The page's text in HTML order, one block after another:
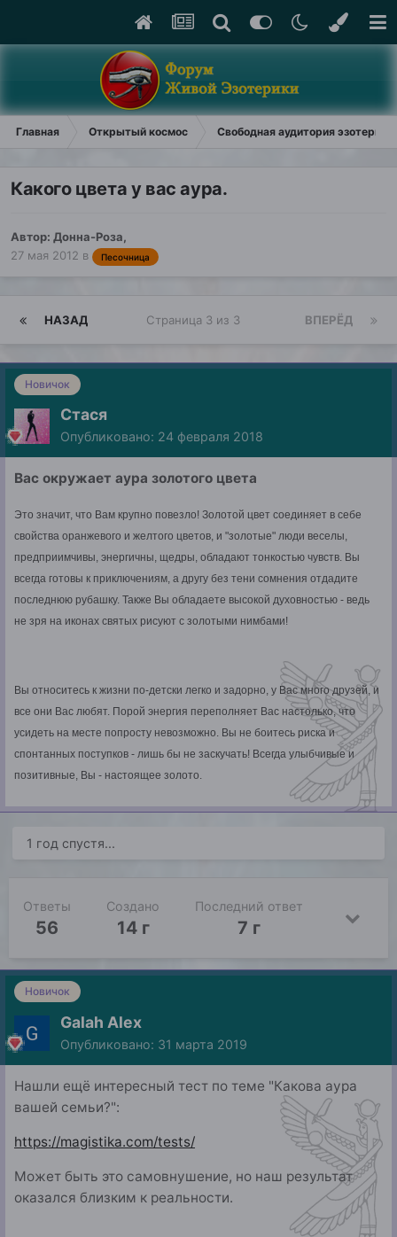
Главная Открытый космос Свободная аудитория эзотерики
Какого цвета у вас аура.
Автор: Донна-Роза,
27 мая 2012 в Песочница
НАЗАД ВПЕРЁД
Страница 3 из 3
Новичок
Стася
Опубликовано: 24 февраля 2018
Вас окружает аура золотого цвета
Это значит, что Вам крупно повезло! Золотой цвет соединяет в себе
свойства оранжевого и желтого цветов, и "золотые" люди веселы,
предприимчивы, энергичны, щедры, обладают тонкостью чувств. Вы
всегда готовы к приключениям, а другу без тени сомнения отдадите
последнюю рубашку. Также Вы обладаете высокой духовностью - ведь
не зря на иконах святых рисуют с золотыми нимбами!
Вы относитесь к жизни по-детски легко и задорно, у Вас много друзей, и
все они Вас любят. Порой энергия переполняет Вас настолько, что
усидеть на месте попросту невозможно. Вы не боитесь риска и
спонтанных поступков - лишь бы не заскучать! Всегда улыбчивые и
позитивные, Вы - настоящее золото.
1 год спустя...
Ответы
56
Создано
14 г
Последний ответ
7 г
Новичок
Galah Alex
Опубликовано: 31 марта 2019
Нашли ещё интересный тест по теме "Какова аура
вашей семьи?":
https://magistika.com/tests/
Может быть это самовнушение, но наш результат
оказался близким к реальности.